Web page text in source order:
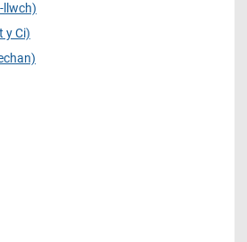
llwch)
y Ci)